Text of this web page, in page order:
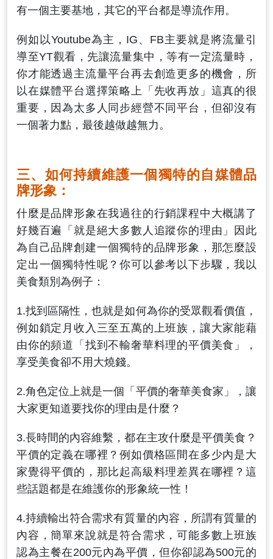
有一個主要基地，其它的平台都是導流作用。
例如以Youtube為主，IG、FB主要就是將流量引
導至YT觀看，先讓流量集中，等有一定流量時，
你才能透過主流量平台再去創造更多的機會，所
以在媒體平台選擇策略上「先收再放」這真的很
重要，因為太多人同步經營不同平台，但卻沒有
一個著力點，最後越做越無力。
三、如何持續維護一個獨特的自媒體品
牌形象：
什麼是品牌形象在我過往的行銷課程中大概講了
好幾百遍「就是絕大多數人追蹤你的理由」因此
為自己品牌創建一個獨特的品牌形象，那怎麼設
定出一個獨特性呢？你可以參考以下步驟，我以
美食類別為例子：
1.找到區隔性，也就是如何為你的受眾觀看價值，
例如鎖定月收入三至五萬的上班族，讓大家能藉
由你的頻道「找到不輸奢華料理的平價美食」，
享受美食卻不用大燒錢。
2.角色定位上就是一個「平價的奢華美食家」，讓
大家更知道要找你的理由是什麼？
3.長時間的內容維繫，都在主攻什麼是平價美食？
平價的定義在哪裡？例如價格區間在多少內是大
家覺得平價的，那比起高級料理差異在哪裡？這
些話題都是在維護你的形象統一性！
4.持續輸出符合需求有質量的內容，所謂有質量的
內容，簡單來說就是符合需求，可能多數上班族
認為主餐在200元內為平價，但你卻認為500元的